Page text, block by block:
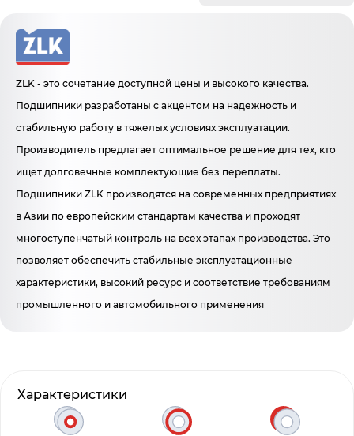
Характеристики
ZLK - это сочетание доступной цены и высокого качества.
Подшипники разработаны с акцентом на надежность и
стабильную работу в тяжелых условиях эксплуатации.
Производитель предлагает оптимальное решение для тех, кто
ищет долговечные комплектующие без переплаты.
Подшипники ZLK производятся на современных предприятиях
в Азии по европейским стандартам качества и проходят
многоступенчатый контроль на всех этапах производства. Это
позволяет обеспечить стабильные эксплуатационные
характеристики, высокий ресурс и соответствие требованиям
промышленного и автомобильного применения